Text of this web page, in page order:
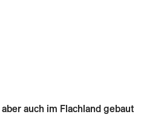
auch im Flachland gebaut